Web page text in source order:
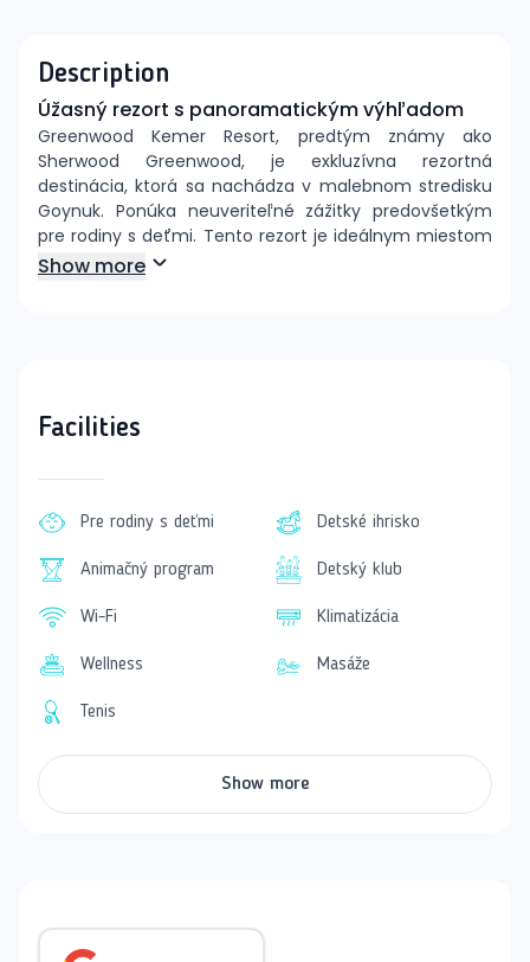
Description
Úžasný rezort s panoramatickým výhľadom
Greenwood Kemer Resort, predtým známy ako
Sherwood Greenwood, je exkluzívna rezortná
destinácia, ktorá sa nachádza v malebnom stredisku
Goynuk. Ponúka neuveriteľné zážitky predovšetkým
pre rodiny s deťmi. Tento rezort je ideálnym miestom
pre nezabudnuteľnú dovolenku, pričom návštevníci
Poloha:Rezort je situovaný len 9 km od populárneho
od medzinárodného letiska v Antalyi, čo z neho robí
moderným vybavením, zahŕňajúcim komfortné izby,
športových aktivít. Nechýbajú ani možnosti na
izieb, vrátane štandardných izieb, priestranných
všetky sú plne vybavené pre maximálne pohodlie.
Stravovanie:Rezort ponúka all-inclusive služby, ktoré
Pláž:Súkromná piesočnato-kamienková pláž je
vzdialená iba 180 m od rezortu. Návštevníci si môžu
Show more
Facilities
Pre rodiny s deťmi Detské ihrisko
Animačný program Detský klub
Wi-Fi Klimatizácia
Wellness Masáže
Tenis
Show more